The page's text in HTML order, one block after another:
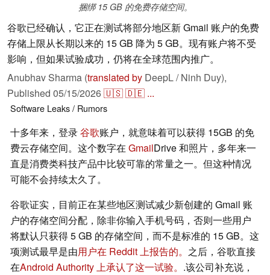
捆绑 15 GB 的免费存储空间。
谷歌已经确认，它正在测试将部分地区新 Gmail 账户的免费
存储上限从长期以来的 15 GB 降为 5 GB。现有账户将不受
影响，但如果试验成功，仍将在全球范围内推广。
Anubhav Sharma (translated by DeepL / Ninh Duy),
Published 05/15/2026🇺🇸🇩🇪 ...
Software Leaks / Rumors
十多年来，登录谷歌账户，就意味着可以获得 15GB 的免
费云存储空间。这个数字在 GmailDrive 和照片，多年来一
直是消费类科技产品中比较可靠的常量之一。但这种情况
可能不会持续太久了。
谷歌证实，目前正在某些地区测试减少新创建的 Gmail 账
户的存储空间分配，除非你输入手机号码，否则一些用户
将默认只获得 5 GB 的存储空间，而不是标准的 15 GB。这
项测试最早是由用户在 Reddit 上报告的。 之后，谷歌直接
在Android Authority 上承认了这一试验。 .该公司补充说，